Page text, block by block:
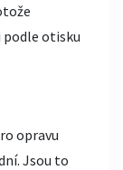
podle otisku
opravu
Jsou to